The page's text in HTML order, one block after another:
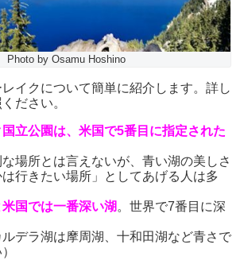
Photo by Osamu Hoshino
イクについて簡単に紹介します。詳し
ださい。
立公園は、米国で5番目に指定された
場所とは言えないが、青い湖の美しさ
行きたい場所」としてあげる人は多
国では一番深い湖。世界で7番目に深
ルデラ湖は摩周湖、十和田湖など青さで